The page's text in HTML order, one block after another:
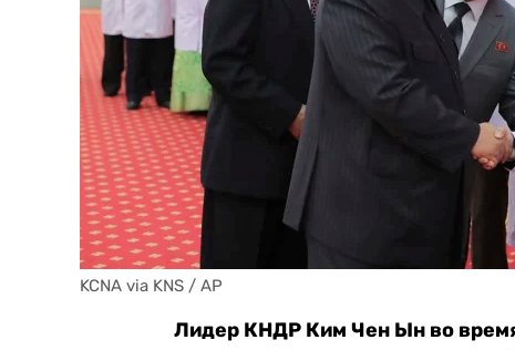
KCNA via KNS / AP
Лидер КНДР Ким Чен Ын во